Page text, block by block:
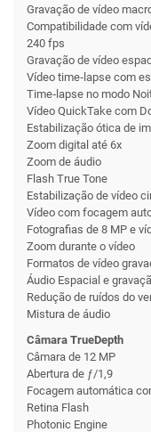
Gravação de vídeo
Compati­bilidade com
240 fps
Gravação de vídeo
Vídeo time‑lapse com
Time‑lapse no modo
Vídeo QuickTake com
Estabilização ótica de
Zoom digital até 6x
Zoom de áudio
Flash True Tone
Estabilização de vídeo
Vídeo com focagem
Foto­grafias de 8 MP e
Zoom durante o vídeo
Formatos de vídeo
Áudio Espacial e
Redução de ruídos do
Mistura de áudio
Câmara TrueDepth
Câmara de 12 MP
Abertura de ƒ/1,9
Focagem automática
Retina Flash
Photonic Engine